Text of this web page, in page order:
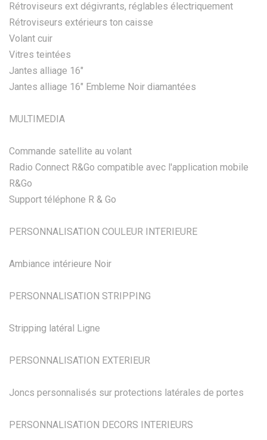
Rétroviseurs ext dégivrants, réglables électriquement
Rétroviseurs extérieurs ton caisse
Volant cuir
Vitres teintées
Jantes alliage 16"
Jantes alliage 16" Embleme Noir diamantées
MULTIMEDIA
Commande satellite au volant
Radio Connect R&Go compatible avec l'application mobile
R&Go
Support téléphone R & Go
PERSONNALISATION COULEUR INTERIEURE
Ambiance intérieure Noir
PERSONNALISATION STRIPPING
Stripping latéral Ligne
PERSONNALISATION EXTERIEUR
Joncs personnalisés sur protections latérales de portes
PERSONNALISATION DECORS INTERIEURS